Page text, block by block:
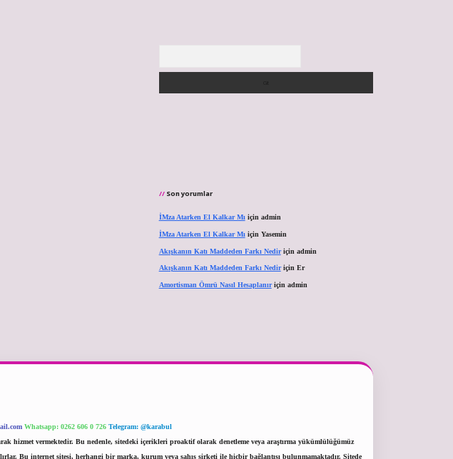
Son yorumlar
İMza Atarken El Kalkar Mıiçin admin
İMza Atarken El Kalkar Mıiçin Yasemin
Akışkanın Katı Maddeden Farkı Nediriçin admin
Akışkanın Katı Maddeden Farkı Nediriçin Er
Amortisman Ömrü Nasıl Hesaplanıriçin admin
Whatsapp: 0262 606 0 726 Telegram: @karabul
hizmet vermektedir. Bu nedenle, sitedeki içerikleri proaktif olarak denetleme veya araştırma yükümlülüğümüz
Bu internet sitesi, herhangi bir marka, kurum veya şahıs şirketi ile hiçbir bağlantısı bulunmamaktadır. Sitede